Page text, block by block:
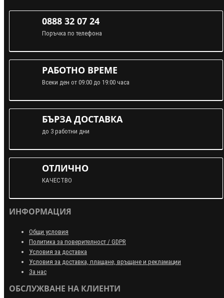
0888 32 07 24
Поръчка по телефона
РАБОТНО ВРЕМЕ
Всеки ден от 09:00 до 19:00 часа
БЪРЗА ДОСТАВКА
до 3 работни дни
ОТЛИЧНО
КАЧЕСТВО
ИНФОРМАЦИЯ
Общи условия
Политика за поверителност / GDPR
Условия за доставка
Условия за доставка, плащане, връщане и рекламации
За нас
ОБСЛУЖВАНЕ НА КЛИЕНТИ